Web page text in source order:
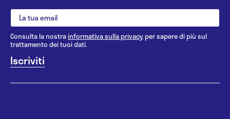
Consulta la nostrainformativa sulla privacy per sapere di più sul
trattamento dei tuoi dati.